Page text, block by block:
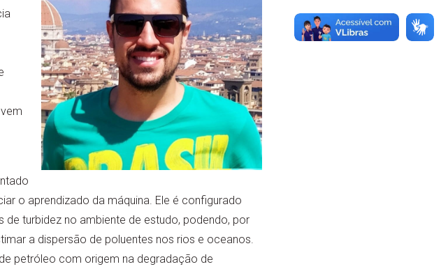
o aprendizado da máquina. Ele é configurado
turbidez no ambiente de estudo, podendo, por
a dispersão de poluentes nos rios e oceanos.
petróleo com origem na degradação de